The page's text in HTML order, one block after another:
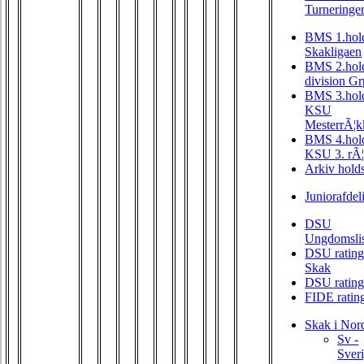
BMS
Skakligaen
BMS
division
BMS
KSU
BMS
KSU 3.
Arkiv
DSU
DSU
Skak
DSU
FIDE
Skak i
Sv -